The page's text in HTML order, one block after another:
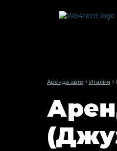
Аренда авто › Италия ›